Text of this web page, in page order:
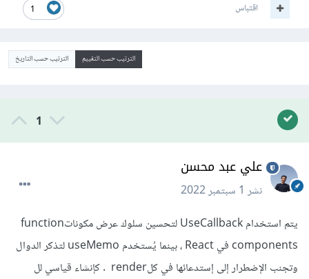
1 اقتباس
الترتيب حسب التقييم الترتيب حسب التاريخ
1
علي عبد محسن
نشر1 سبتمبر 2022
يتم استخدام UseCallback لتحسين سلوك عرض مكوناتfunction
components في React ، بينما يُستخدم useMemo لتذكر الدوال
وتجنب الإضطرار إلى إستدعائها في كلrender . كإنشاء قياسي لل